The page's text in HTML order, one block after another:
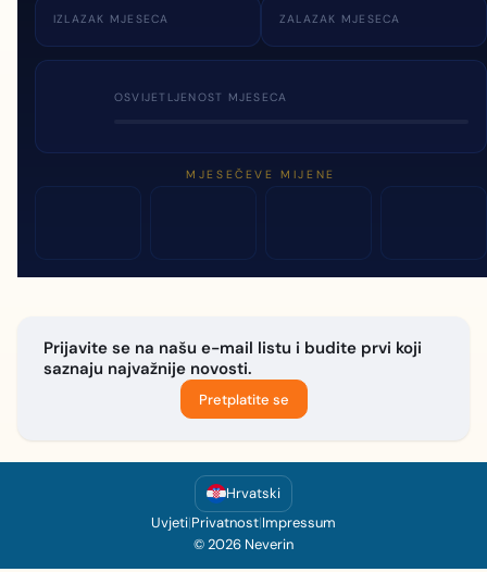
IZLAZAK MJESECA ZALAZAK MJESECA
OSVIJETLJENOST MJESECA
MJESEČEVE MIJENE
Prijavite se na našu e-mail listu i budite prvi koji
saznaju najvažnije novosti.
Pretplatite se
Hrvatski
Uvjeti|Privatnost|Impressum
© 2026 Neverin